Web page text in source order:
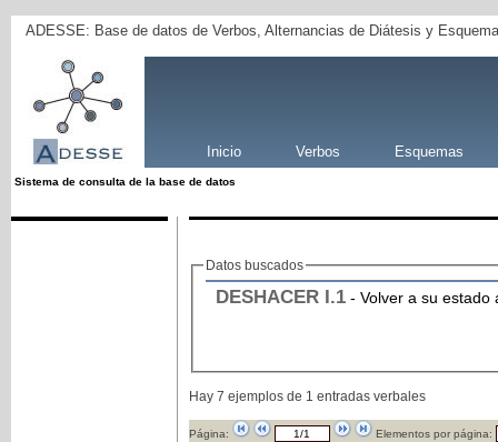
ADESSE: Base de datos de Verbos, Alternancias de Diátesis y
Inicio Verbos Esquemas
Sistema de consulta de la base de datos
Datos buscados
DESHACER I.1 - Volver a su estado
Hay 7 ejemplos de 1 entradas verbales
Página: Elementos por página: